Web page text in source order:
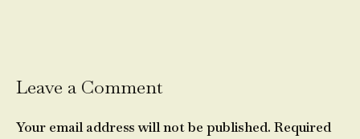
Leave a Comment
Your email address will not be published. Required